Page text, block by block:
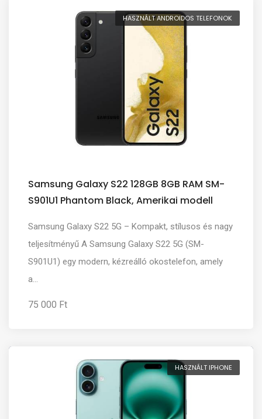
HASZNÁLT ANDROIDOS TELEFONOK
Samsung Galaxy S22 128GB 8GB RAM SM-
S901U1 Phantom Black, Amerikai modell
Samsung Galaxy S22 5G – Kompakt, stílusos és nagy
teljesítményű A Samsung Galaxy S22 5G (SM-
S901U1) egy modern, kézreálló okostelefon, amely
a...
75 000 Ft
HASZNÁLT IPHONE